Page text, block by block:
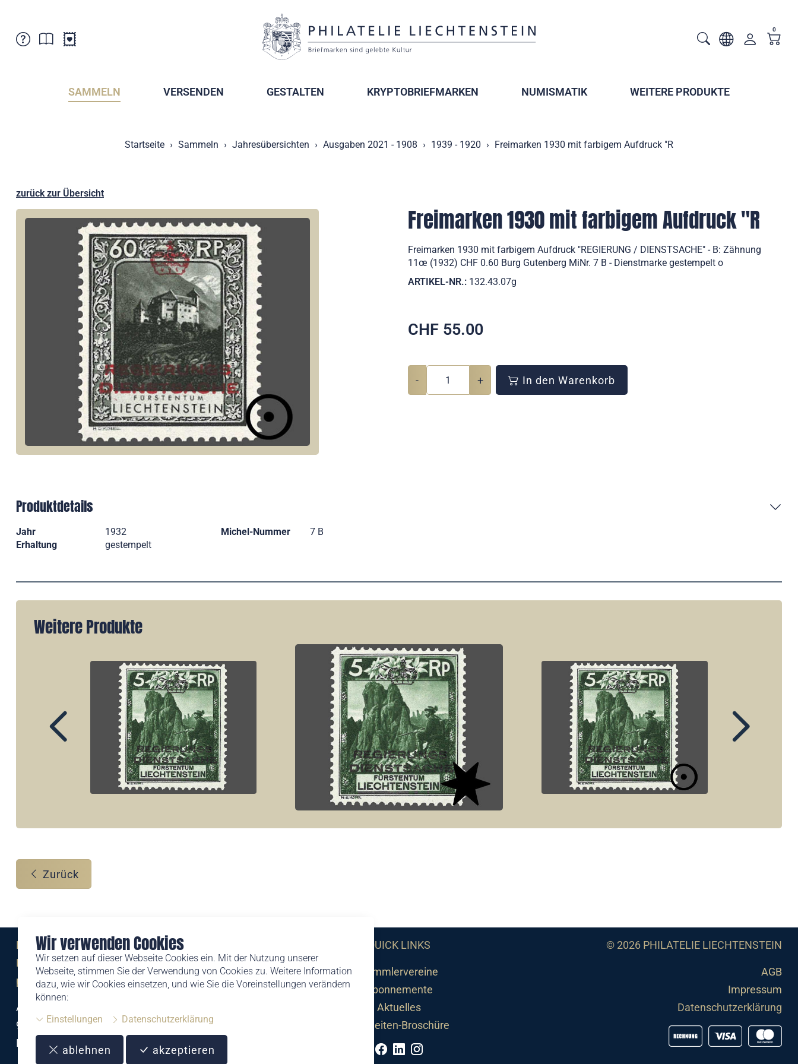
Wir verwenden Cookies
Wir setzen auf dieser Webseite Cookies ein. Mit der Nutzung unserer
Webseite, stimmen Sie der Verwendung von Cookies zu. Weitere Information
dazu, wie wir Cookies einsetzen, und wie Sie die Voreinstellungen verändern
können:
Einstellungen
Datenschutzerklärung
ablehnen akzeptieren
Verkaufsstellen
Postcrossing
Abonnemente
0
SAMMELN VERSENDEN GESTALTEN KRYPTOBRIEFMARKEN NUMISMATIK WEITERE PRODUKTE
Startseite Sammeln Jahresübersichten Ausgaben 2021 - 1908 1939 - 1920 Freimarken 1930 mit farbigem Aufdruck "R
zurück zur Übersicht
Freimarken 1930 mit farbigem Aufdruck "R
Freimarken 1930 mit farbigem Aufdruck "REGIERUNG / DIENSTSACHE" - B: Zähnung
11œ (1932) CHF 0.60 Burg Gutenberg MiNr. 7 B - Dienstmarke gestempelt o
ARTIKEL-NR.: 132.43.07g
CHF 55.00
- + In den Warenkorb
Produktdetails
Jahr 1932 Michel-Nummer
7 B
Erhaltung
gestempelt
Weitere Produkte
Zurück
Eine Marke der
Liechtensteinischen Post AG
post.li
Alte Zollstrasse 11
9494 Schaan
Liechtenstein
T +423 399 44 66
QUICK LINKS
Sammlervereine
Abonnemente
Aktuelles
Neuheiten-Broschüre
© 2026 PHILATELIE LIECHTENSTEIN
AGB
Impressum
Datenschutzerklärung